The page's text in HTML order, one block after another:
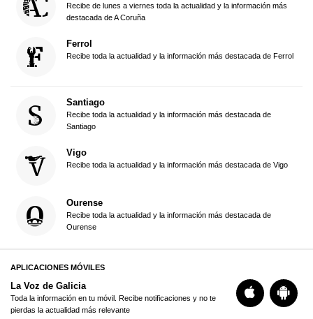
Recibe de lunes a viernes toda la actualidad y la información más
destacada de A Coruña
Ferrol
Recibe toda la actualidad y la información más destacada de Ferrol
Santiago
Recibe toda la actualidad y la información más destacada de
Santiago
Vigo
Recibe toda la actualidad y la información más destacada de Vigo
Ourense
Recibe toda la actualidad y la información más destacada de
Ourense
APLICACIONES MÓVILES
La Voz de Galicia
Toda la información en tu móvil. Recibe notificaciones y no te
pierdas la actualidad más relevante